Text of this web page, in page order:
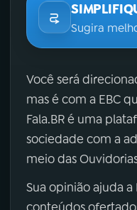
Sugira
Você será
mas é com a EBC
Fala.BR é uma
sociedade com a
meio das
Sua opinião ajuda a